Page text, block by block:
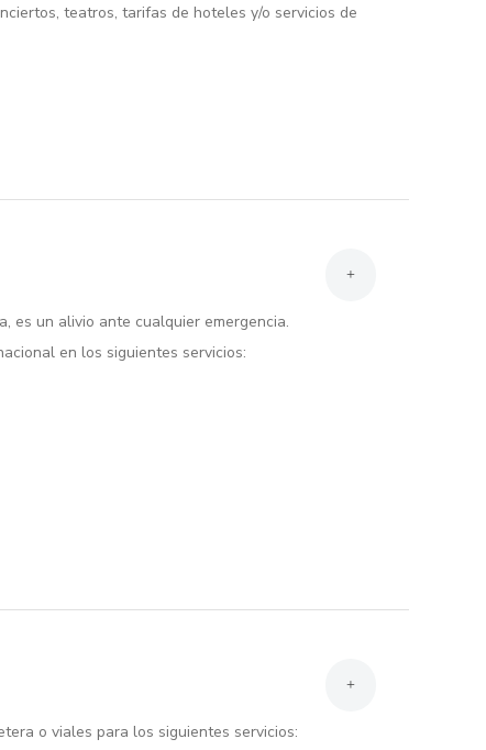
teatros, tarifas de hoteles y/o servicios de
+
es un alivio ante cualquier emergencia.
en los siguientes servicios:
+
o viales para los siguientes servicios: